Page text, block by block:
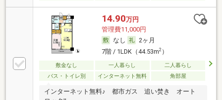
14.90万円
管理費11,000円
なし
2ヶ月
7階 / 1LDK（44.53m2）
敷金なし 一人暮らし
二人暮らし
バス・トイレ別
インターネット無料 角部屋
インターネット無料♪ 都市ガス 追い焚き オート